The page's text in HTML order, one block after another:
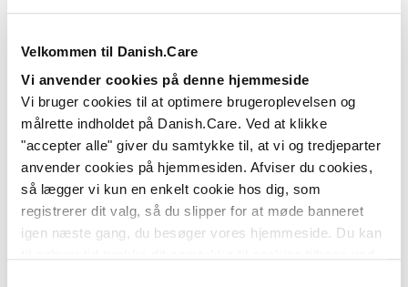
Velkommen til Danish.Care
Vi anvender cookies på denne hjemmeside
Vi bruger cookies til at optimere brugeroplevelsen og
målrette indholdet på Danish.Care. Ved at klikke
"accepter alle" giver du samtykke til, at vi og tredjeparter
anvender cookies på hjemmesiden. Afviser du cookies,
så lægger vi kun en enkelt cookie hos dig, som
registrerer dit valg, så du slipper for at møde banneret
igen næste gang, du besøger vores hjemmeside. Du kan
Danish.Care Nyt 13. oktober 2023
Læs mere